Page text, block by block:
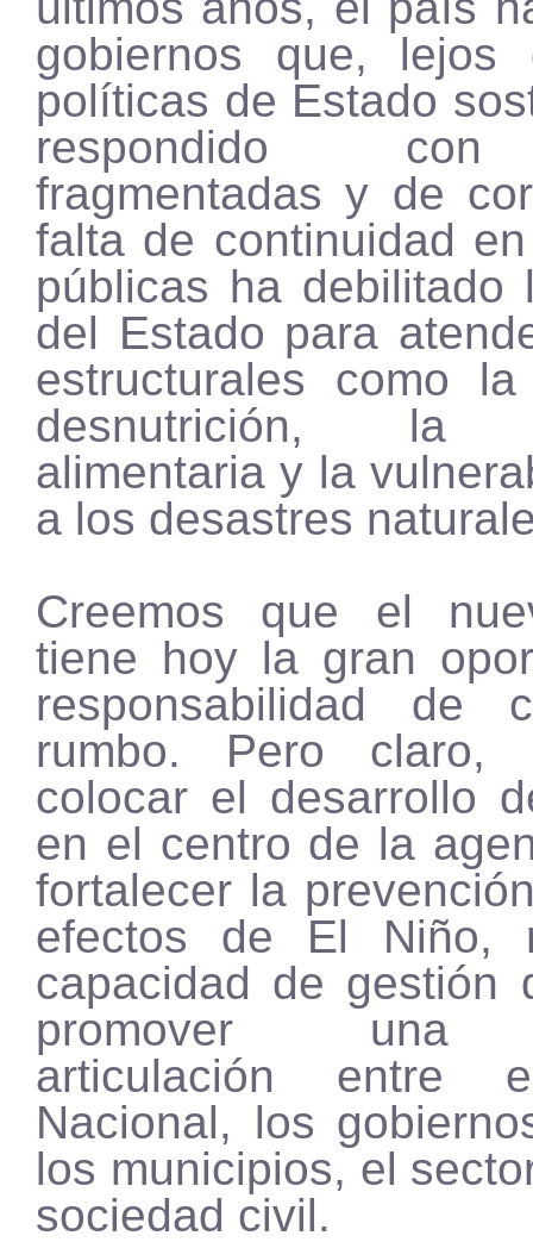
gobiernos que, lejos
políticas de Estado
respondido con
fragmentadas y de
falta de continuidad
públicas ha debilitado
del Estado para
estructurales como
desnutrición, la
alimentaria y la
a los desastres
Creemos que el
tiene hoy la gran
responsabilidad de
rumbo. Pero claro,
colocar el desarrollo
en el centro de la
fortalecer la
efectos de El Niño,
capacidad de gestión
promover una
articulación entre
Nacional, los
los municipios, el
sociedad civil.